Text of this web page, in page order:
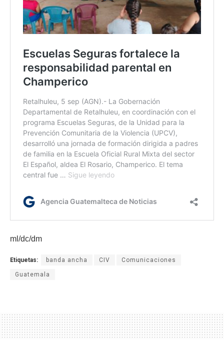
ml/dc/dm
Etiquetas: banda ancha CIV Comunicaciones
Guatemala